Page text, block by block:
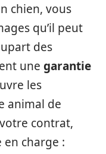
chien, vous
qu’il peut
des
une garantie
les
animal de
contrat,
charge :